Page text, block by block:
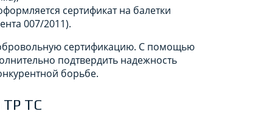
сертификат на балетки
007/2011).
сертификацию. С помощью
подтвердить надежность
борьбе.
ТР ТС